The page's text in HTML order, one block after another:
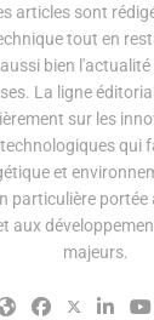
articles sont
tout en
bien l'actualité
La ligne
sur les
qui
et
particulière portée
aux
majeurs.